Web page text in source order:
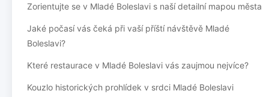
Zorientujte se v Mladé Boleslavi s naší detailní mapou města
Jaké počasí vás čeká při vaší příští návštěvě Mladé
Boleslavi?
Které restaurace v Mladé Boleslavi vás zaujmou nejvíce?
Kouzlo historických prohlídek v srdci Mladé Boleslavi